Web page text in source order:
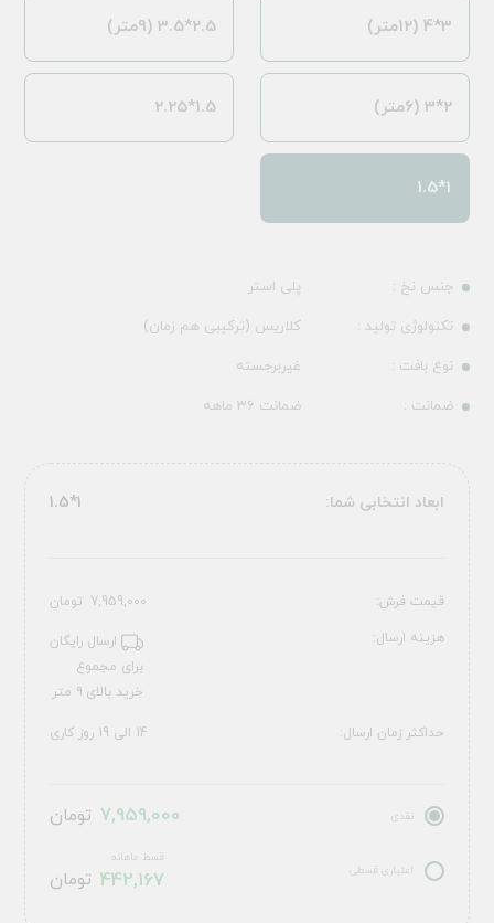
جنس نخ :
پلی استر
تکنولوژی تولید :
کلاریس (ترکیبی هم زمان)
نوع بافت :
غیربرجسته
ضمانت :
ضمانت 36 ماهه
3*4 (12متر) 2.5*3.5 (9متر)
2*3 (6متر) 1.5*2.25
1*1.5
ابعاد انتخابی شما: 1*1.5
قیمت فرش: 7,959,000 تومان
هزینه ارسال:
ارسال رایگان
برای مجموع
خرید بالای ۹ متر
حداکثر زمان ارسال: 14 الی 19 روز کاری
نقدی 7,959,000 تومان
اعتباری قسطی
قسط ماهانه
442,167 تومان